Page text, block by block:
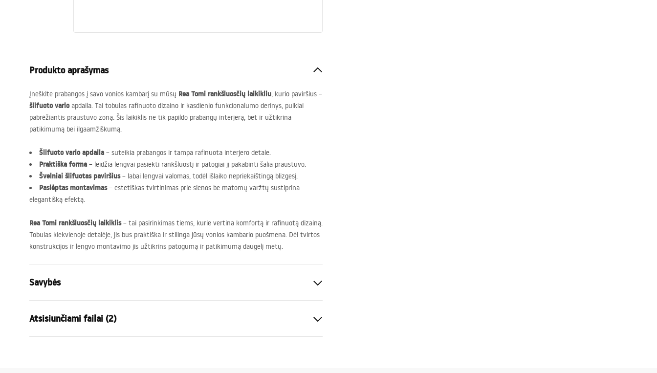
Produkto aprašymas
Įneškite prabangos į savo vonios kambarį su mūsų Rea Tomi rankšluosčių laikikliu, kurio paviršius –
šlifuoto varioapdaila. Tai tobulas rafinuoto dizaino ir kasdienio funkcionalumo derinys, puikiai
pabrėžiantis praustuvo zoną. Šis laikiklis ne tik papildo prabangų interjerą, bet ir užtikrina
patikimumą bei ilgaamžiškumą.
Šlifuoto vario apdaila – suteikia prabangos ir tampa rafinuota interjero detale.
Praktiška forma – leidžia lengvai pasiekti rankšluostį ir patogiai jį pakabinti šalia praustuvo.
Švelniai šlifuotas paviršius– labai lengvai valomas, todėl išlaiko nepriekaištingą blizgesį.
Paslėptas montavimas– estetiškas tvirtinimas prie sienos be matomų varžtų sustiprina
elegantišką efektą.
Rea Tomi rankšluosčių laikiklis– tai pasirinkimas tiems, kurie vertina komfortą ir rafinuotą dizainą.
Tobulas kiekvienoje detalėje, jis bus praktiška ir stilinga jūsų vonios kambario puošmena. Dėl tvirtos
konstrukcijos ir lengvo montavimo jis užtikrins patogumą ir patikimumą daugelį metų.
Savybės
Medžiaga
Montavimo būdas
Prisukamas
Atsisiunčiami failai (2)